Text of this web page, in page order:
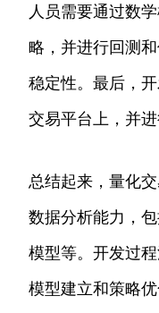
人员需要通过数
略，并进行回测
稳定性。最后，
交易平台上，并进
总结起来，量化
数据分析能力，
模型等。开发过
模型建立和策略